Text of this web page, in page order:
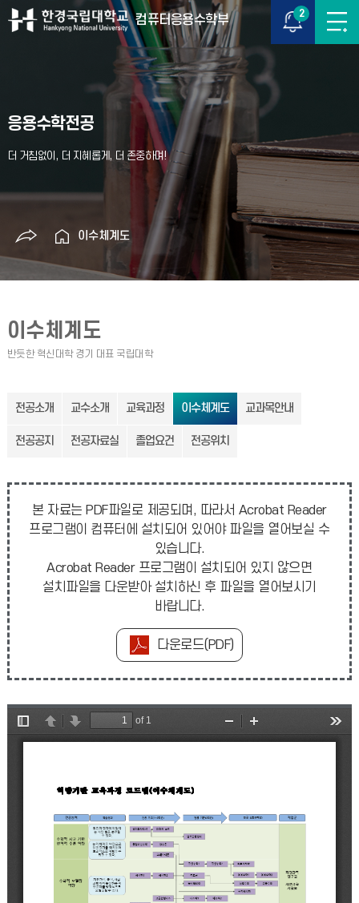
컴퓨터응용수학부 2
응용수학전공
이수체계도
이수체계도
전공소개 교수소개 교육과정 이수체계도 교과목안내
전공공지 전공자료실 졸업요건 전공위치
본 자료는 PDF파일로 제공되며, 따라서 Acrobat Reader
프로그램이 컴퓨터에 설치되어 있어야 파일을 열어보실 수
있습니다.
Acrobat Reader 프로그램이 설치되어 있지 않으면
설치파일을 다운받아 설치하신 후 파일을 열어보시기
바랍니다.
다운로드(PDF)